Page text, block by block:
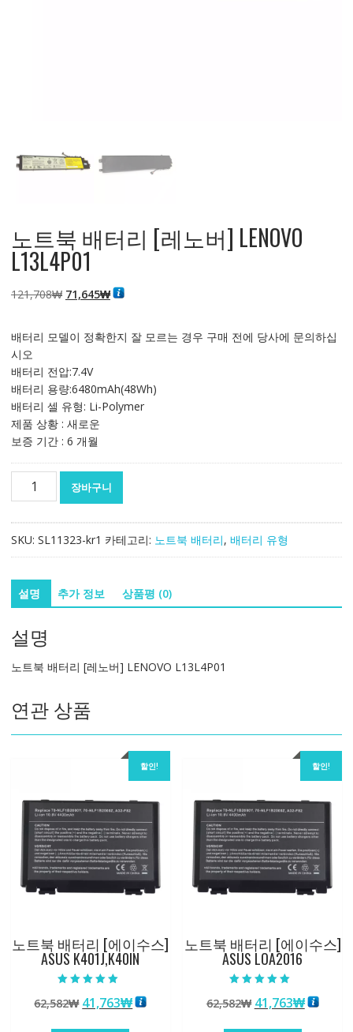
노트북 배터리 [레노버] LENOVO
L13L4P01
121,708₩ 원
격:
71,645₩현
격:
배터리 모델이 정확한지 잘 모르는 경우 구매 전에 당사에 문의하십
시오
배터리 전압:7.4V
배터리 용량:6480mAh(48Wh)
배터리 셀 유형: Li-Polymer
제품 상황 : 새로운
보증 기간 : 6 개월
터
[레
노
LENOVO
L13L4P01
수
장바구니
SKU: SL11323-kr1 카테고리: 노트북 배터리, 배터리 유형
설명 추가 정보 상품평 (0)
설명
노트북 배터리 [레노버] LENOVO L13L4P01
연관 상품
할인!
노트북 배터리 [에이수스]
ASUS K401J,K40IN
5.00
로 평가됨
62,582₩ 원
41,763₩현
할인!
노트북 배터리 [에이수스]
ASUS LOA2016
5.00
로 평가됨
62,582₩ 원
41,763₩현